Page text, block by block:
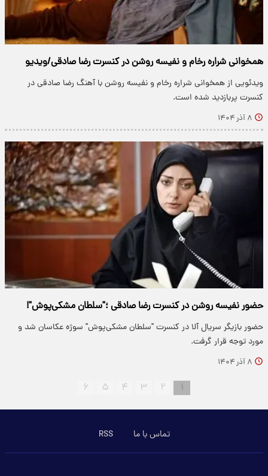
همخوانی شراره رخام و نفیسه روشن در کنسرت رضا صادقی/ویدیو
ویدئویی از همخوانی شراره رخام و نفیسه روشن با آهنگ رضا صادقی در
کنسرت پربازدید شده است.
۸ آذر ۱۴۰۴
حضور نفیسه روشن در کنسرت رضا صادقی ؛"سلطان مشکی‌پوش"!
حضور بازیگر سریال آلا در کنسرت "سلطان مشکی‌پوش" سوژه عکاسان شد و
مورد توجه قرار گرفت.
۸ آذر ۱۴۰۴
۱ ۲ ۳ ۴ ۵ ۶
تماس با ما RSS